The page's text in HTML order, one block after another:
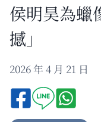
侯明昊為蠟
撼」
2026 年 4 月 21 日